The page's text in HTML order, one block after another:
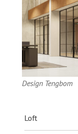
Design Tengbom
Loft